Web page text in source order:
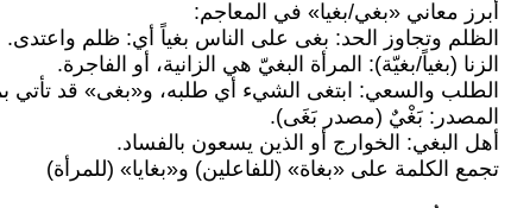
أبرز معاني «بغي/بغيا» في المعاجم:
الظلم وتجاوز الحد: بغى على الناس بغياً أي: ظلم واعتدى.
الزنا (بغياً/بغيّة): المرأة البغيّ هي الزانية، أو الفاجرة.
الطلب والسعي: ابتغى الشيء أي طلبه، و«بغى» قد
المصدر: بَغْيٌ (مصدر بَغَى).
أهل البغي: الخوارج أو الذين يسعون بالفساد.
تجمع الكلمة على «بغاة» (للفاعلين) و«بغايا» (للمرأة)